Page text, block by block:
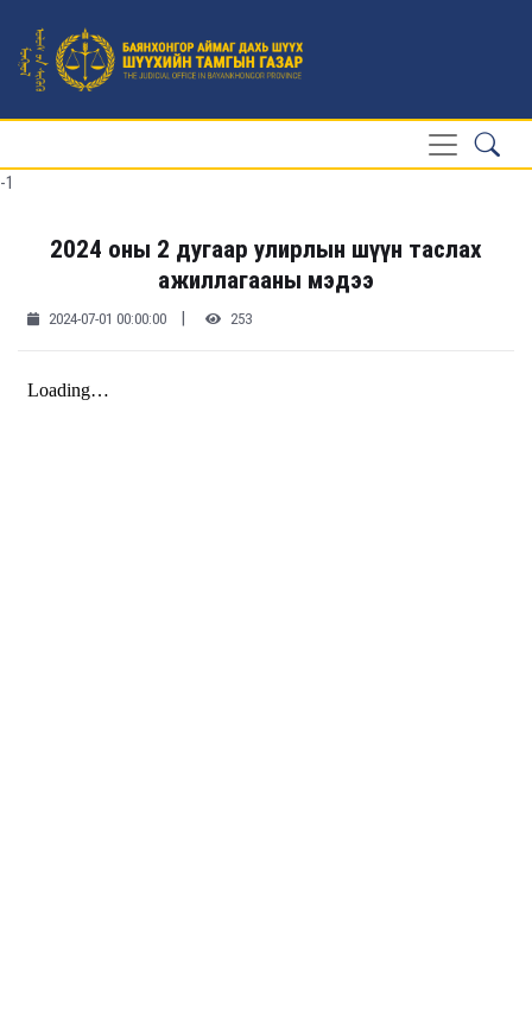
-1
2024 оны 2 дугаар улирлын шүүн таслах
ажиллагааны мэдээ
2024-07-01 00:00:00 | 253